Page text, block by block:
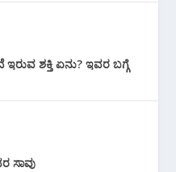
ಶಕ್ತಿ ಏನು? ಇವರ ಬಗ್ಗೆ
ಸಾವು